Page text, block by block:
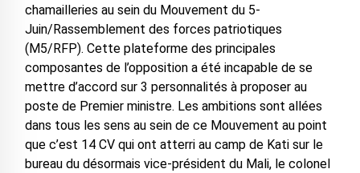
chamailleries au sein du Mouvement du 5-
Juin/Rassemblement des forces patriotiques
(M5/RFP). Cette plateforme des principales
composantes de l’opposition a été incapable de se
mettre d’accord sur 3 personnalités à proposer au
poste de Premier ministre. Les ambitions sont allées
dans tous les sens au sein de ce Mouvement au point
que c’est 14 CV qui ont atterri au camp de Kati sur le
bureau du désormais vice-président du Mali, le colonel